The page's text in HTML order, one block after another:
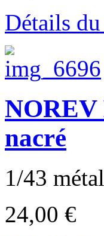
Détails
NOREV
nacré
1/43
24,00 €